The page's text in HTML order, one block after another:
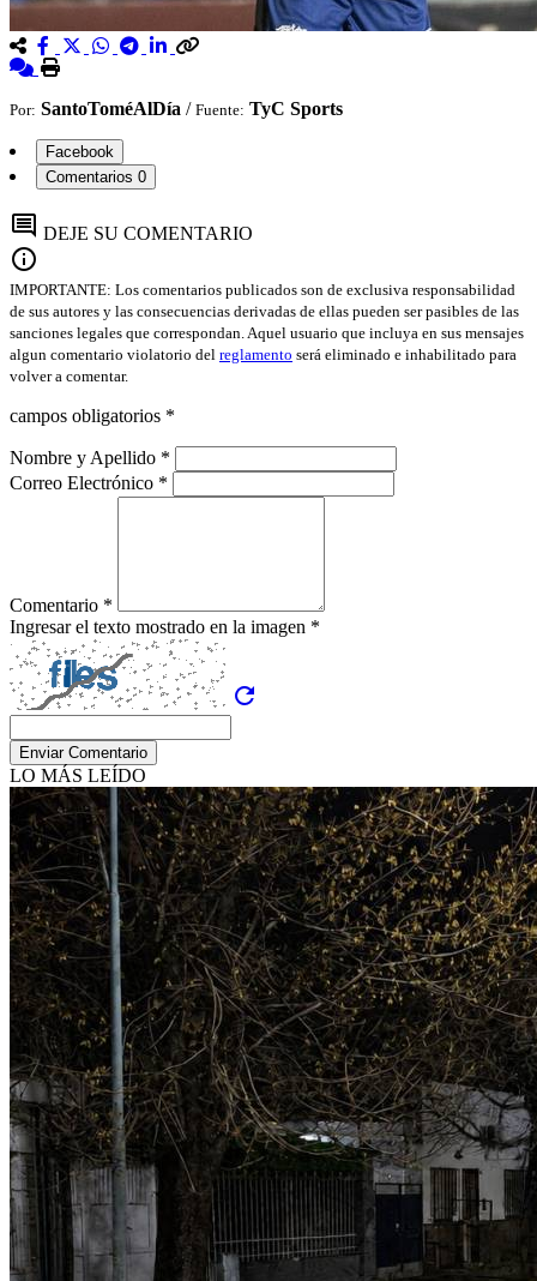
Por: SantoToméAlDía / Fuente: TyC Sports
Facebook
Comentarios 0
comment DEJE SU COMENTARIO
info
IMPORTANTE: Los comentarios publicados son de exclusiva responsabilidad
de sus autores y las consecuencias derivadas de ellas pueden ser pasibles de las
sanciones legales que correspondan. Aquel usuario que incluya en sus mensajes
algun comentario violatorio del reglamento será eliminado e inhabilitado para
volver a comentar.
campos obligatorios *
Nombre y Apellido *
Correo Electrónico *
Comentario *
Ingresar el texto mostrado en la imagen *
refresh
Enviar Comentario
LO MÁS LEÍDO